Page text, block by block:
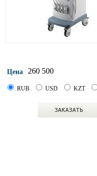
Цена 260 500
RUB USD KZT